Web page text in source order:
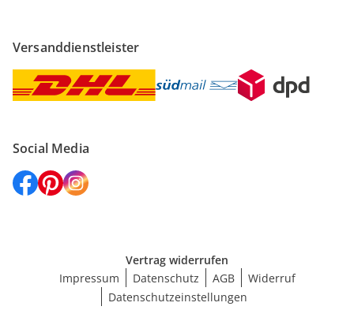
Versanddienstleister
Social Media
Vertrag widerrufen
Impressum
Datenschutz AGB
Widerruf
Datenschutzeinstellungen